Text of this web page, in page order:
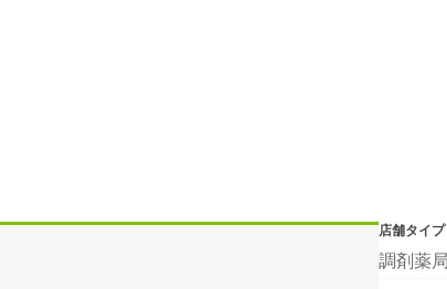
店舗タイプ
調剤薬局